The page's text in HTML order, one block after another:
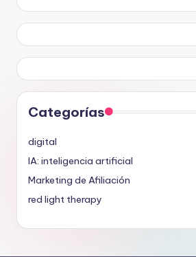
Categorías
digital
IA: inteligencia artificial
Marketing de Afiliación
red light therapy